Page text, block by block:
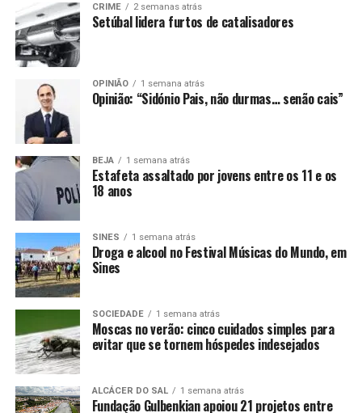
CRIME 2 semanas atrás
Setúbal lidera furtos de catalisadores
OPINIÃO 1 semana atrás
Opinião: “Sidónio Pais, não durmas… senão cais”
BEJA 1 semana atrás
Estafeta assaltado por jovens entre os 11 e os
18 anos
SINES 1 semana atrás
Droga e alcool no Festival Músicas do Mundo, em
Sines
SOCIEDADE 1 semana atrás
Moscas no verão: cinco cuidados simples para
evitar que se tornem hóspedes indesejados
ALCÁCER DO SAL 1 semana atrás
Fundação Gulbenkian apoiou 21 projetos entre